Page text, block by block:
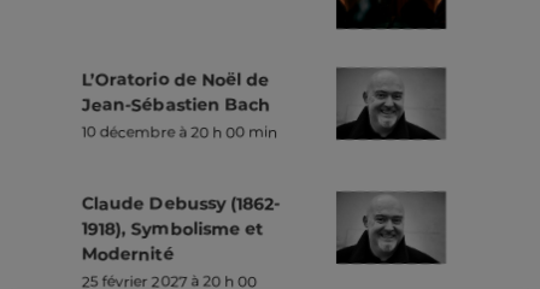
L’Oratorio de Noël de
Jean-Sébastien Bach
10 décembre à 20 h 00 min
Claude Debussy (1862-
1918), Symbolisme et
Modernité
25 février 2027 à 20 h 00